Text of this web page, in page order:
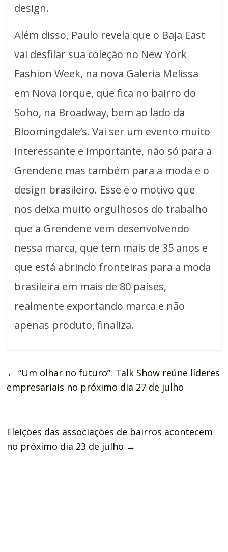
design.
Além disso, Paulo revela que o Baja East
vai desfilar sua coleção no New York
Fashion Week, na nova Galeria Melissa
em Nova Iorque, que fica no bairro do
Soho, na Broadway, bem ao lado da
Bloomingdale’s. Vai ser um evento muito
interessante e importante, não só para a
Grendene mas também para a moda e o
design brasileiro. Esse é o motivo que
nos deixa muito orgulhosos do trabalho
que a Grendene vem desenvolvendo
nessa marca, que tem mais de 35 anos e
que está abrindo fronteiras para a moda
brasileira em mais de 80 países,
realmente exportando marca e não
apenas produto, finaliza.
← “Um olhar no futuro”: Talk Show reúne líderes
empresariais no próximo dia 27 de julho
Eleições das associações de bairros acontecem
no próximo dia 23 de julho →